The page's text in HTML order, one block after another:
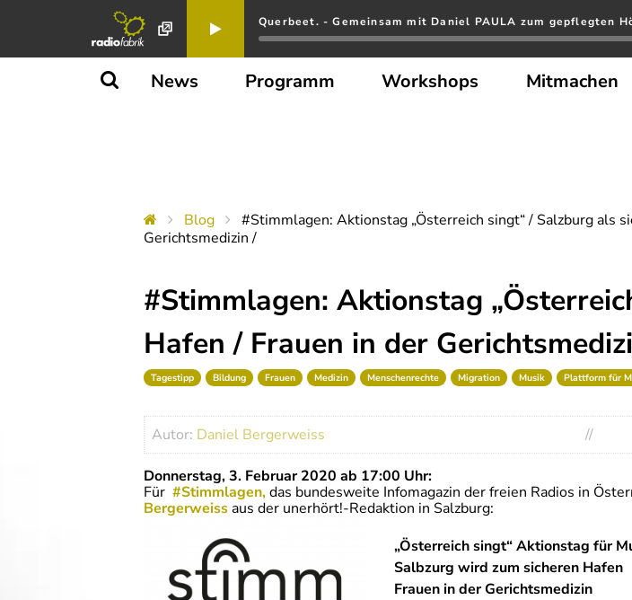
Querbeet. - Gemeinsam mit Daniel PAULA zum gepflegten
News Programm Workshops Mitmachen
Blog
#Stimmlagen: Aktionstag „Österreich singt“ / Salzburg als
Gerichtsmedizin /
#Stimmlagen: Aktionstag
Hafen / Frauen in der
Tagestipp Bildung Frauen Medizin Menschenrechte Migration Musik Plattform für
Autor: Daniel Bergerweiss //
Donnerstag, 3. Februar 2020 ab 17:00 Uhr:
Für #Stimmlagen,das bundesweite Infomagazin der freien Radios in
Bergerweissaus der unerhört!-Redaktion in Salzburg:
„Österreich singt“ Aktionstag für
Salbzurg wird zum sicheren Hafen
Frauen in der Gerichtsmedizin